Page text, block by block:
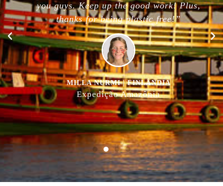
you guys. Keep up the good work! Plus,
thanks for being plastic free!”
MILLA NURMI | FINLÂNDIA
Expedição Amazônia